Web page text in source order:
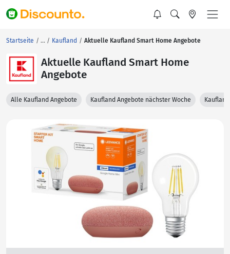
Startseite Kaufland Aktuelle Kaufland Smart Home Angebote
Aktuelle Kaufland Smart Home
Angebote
Alle Kaufland Angebote Kaufland Angebote nächster Woche